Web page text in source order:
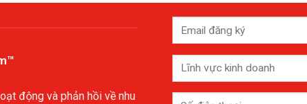
động và phản hồi về nhu